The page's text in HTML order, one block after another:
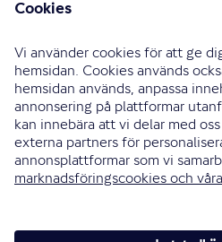
Jobba hos oss
Press och media
Investor relations
Samarbetspartners
0771-326 326
Bli uppringd
Skriv till oss
Instagram